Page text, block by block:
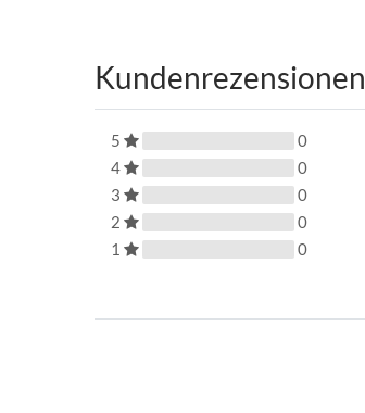
Kundenrezensionen
5
0
4
0
3
0
2
0
1
0